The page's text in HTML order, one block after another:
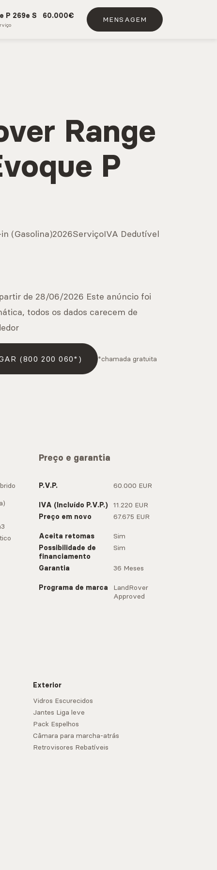
SERVIÇO VIATURAS USADAS
P 269e S 60.000€ MENSAGEM
Range
P
(Gasolina)2026ServiçoIVA Dedutível
(800 200 060*) *chamada gratuita
de 28/06/2026 Este anúncio foi
todos os dados carecem de
Preço e garantia
P.V.P. 60.000 EUR
IVA (Incluído P.V.P.)
11.220 EUR
Preço em novo
67.675 EUR
Aceita retomas
Sim
Possibilidade de
financiamento
Sim
Garantia 36 Meses
Programa de marca
LandRover
Approved
Exterior
Vidros Escurecidos
Jantes Liga leve
Pack Espelhos
Câmara para marcha-atrás
Retrovisores Rebatíveis